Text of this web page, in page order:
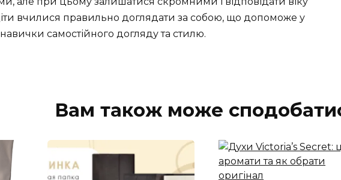
вчилися правильно доглядати за собою, що допоможе у
самостійного догляду та стилю.
Вам також може